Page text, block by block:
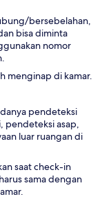
bersebelahan,
bisa diminta
nomor
menginap di kamar.
pendeteksi
pendeteksi asap,
luar ruangan di
saat check-in
sama dengan